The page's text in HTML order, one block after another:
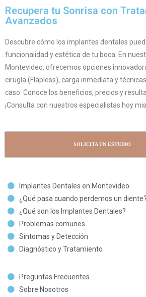
Recupera tu Sonrisa con
Avanzados
Descubre cómo los implantes dentales
funcionalidad y estética de tu boca. En
Montevideo, ofrecemos opciones
cirugía (Flapless), carga inmediata y
caso. Conoce los beneficios, precios y
¡Consulta con nuestros especialistas hoy
SOLICITA UN ESTUDIO
Implantes Dentales en Montevideo
¿Qué pasa cuando perdemos un diente?
¿Qué son los Implantes Dentales?
Problemas comunes
Síntomas y Detección
Diagnóstico y Tratamiento
Preguntas Frecuentes
Sobre Nosotros